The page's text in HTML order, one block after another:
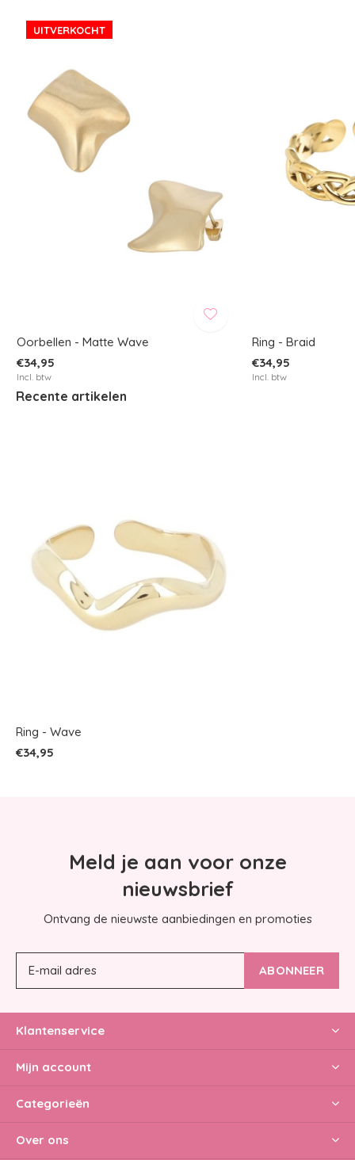
UITVERKOCHT
Oorbellen - Matte Wave
€34,95
Incl. btw
Ring - Braid
€34,95
Incl. btw
Recente artikelen
Ring - Wave
€34,95
Meld je aan voor onze
nieuwsbrief
Ontvang de nieuwste aanbiedingen en promoties
ABONNEER
Klantenservice
Mijn account
Categorieën
Over ons